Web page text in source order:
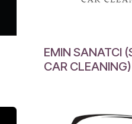
EMIN SANATCI
CAR CLEANING)